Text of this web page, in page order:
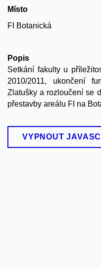
Místo
FI Botanická
Popis
Setkání fakulty u
2010/2011, ukončení
Zlatušky a rozloučení se
přestavby areálu FI na
VYPNOUT